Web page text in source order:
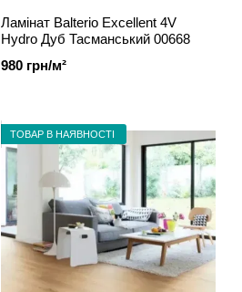
Ламінат Balterio Excellent 4V
Hydro Дуб Тасманський 00668
980 грн/м²
ТОВАР В НАЯВНОСТІ